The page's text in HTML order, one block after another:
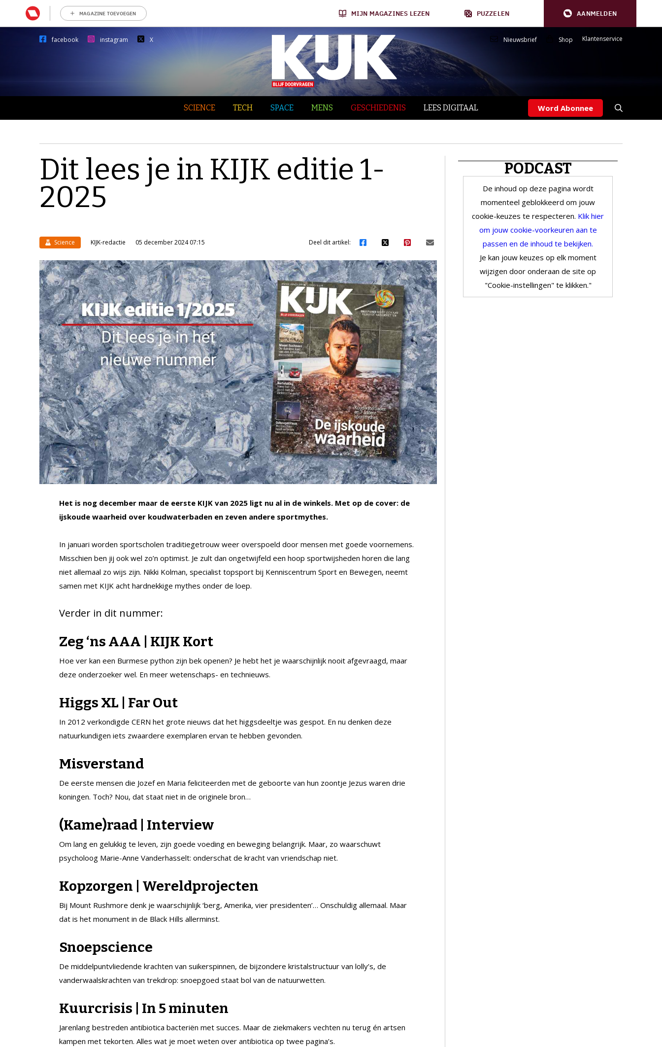
MAGAZINE TOEVOEGEN MIJN MAGAZINES LEZEN PUZZELEN AANMELDEN
facebook instagram X Nieuwsbrief Shop Klantenservice
SCIENCE TECH SPACE MENS GESCHIEDENIS LEES DIGITAAL Word Abonnee
Dit lees je in KIJK editie 1-
2025
Science KIJK-redactie 05 december 2024 07:15 Deel dit artikel:
Het is nog december maar de eerste KIJK van 2025 ligt nu al in de winkels. Met op de cover: de
ijskoude waarheid over koudwaterbaden en zeven andere sportmythes.
In januari worden sportscholen traditiegetrouw weer overspoeld door mensen met goede voornemens.
Misschien ben jij ook wel zo’n optimist. Je zult dan ongetwijfeld een hoop sportwijsheden horen die lang
niet allemaal zo wijs zijn. Nikki Kolman, specialist topsport bij Kenniscentrum Sport en Bewegen, neemt
samen met KIJK acht hardnekkige mythes onder de loep.
Verder in dit nummer:
Zeg ‘ns AAA | KIJK Kort
Hoe ver kan een Burmese python zijn bek openen? Je hebt het je waarschijnlijk nooit afgevraagd, maar
deze onderzoeker wel. En meer wetenschaps- en technieuws.
Higgs XL | Far Out
In 2012 verkondigde CERN het grote nieuws dat het higgsdeeltje was gespot. En nu denken deze
natuurkundigen iets zwaardere exemplaren ervan te hebben gevonden.
Misverstand
De eerste mensen die Jozef en Maria feliciteerden met de geboorte van hun zoontje Jezus waren drie
koningen. Toch? Nou, dat staat niet in de originele bron…
(Kame)raad | Interview
Om lang en gelukkig te leven, zijn goede voeding en beweging belangrijk. Maar, zo waarschuwt
psycholoog Marie-Anne Vanderhasselt: onderschat de kracht van vriendschap niet.
Kopzorgen | Wereldprojecten
Bij Mount Rushmore denk je waarschijnlijk ‘berg, Amerika, vier presidenten’… Onschuldig allemaal. Maar
dat is het monument in de Black Hills allerminst.
Snoepscience
De middelpuntvliedende krachten van suikerspinnen, de bijzondere kristalstructuur van lolly’s, de
vanderwaalskrachten van trekdrop: snoepgoed staat bol van de natuurwetten.
Kuurcrisis | In 5 minuten
Jarenlang bestreden antibiotica bacteriën met succes. Maar de ziekmakers vechten nu terug én artsen
kampen met tekorten. Alles wat je moet weten over antibiotica op twee pagina’s.
PODCAST
De inhoud op deze pagina wordt
momenteel geblokkeerd om jouw
cookie-keuzes te respecteren. Klik hier
om jouw cookie-voorkeuren aan te
passen en de inhoud te bekijken.
Je kan jouw keuzes op elk moment
wijzigen door onderaan de site op
"Cookie-instellingen" te klikken."